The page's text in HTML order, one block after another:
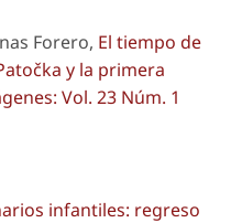
Forero, El tiempo de
y la primera
Vol. 23 Núm. 1
infantiles: regreso